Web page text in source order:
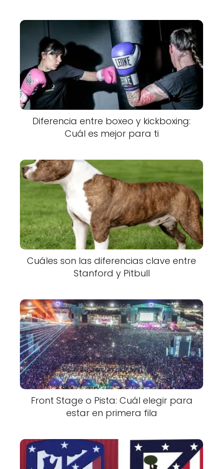
Diferencia entre boxeo y kickboxing:
Cuál es mejor para ti
Cuáles son las diferencias clave entre
Stanford y Pitbull
Front Stage o Pista: Cuál elegir para
estar en primera fila